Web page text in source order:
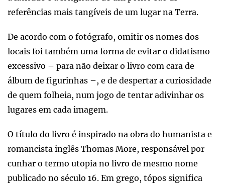
referências mais tangíveis de um lugar na Terra.
De acordo com o fotógrafo, omitir os nomes dos
locais foi também uma forma de evitar o didatismo
excessivo – para não deixar o livro com cara de
álbum de figurinhas –, e de despertar a curiosidade
de quem folheia, num jogo de tentar adivinhar os
lugares em cada imagem.
O título do livro é inspirado na obra do humanista e
romancista inglês Thomas More, responsável por
cunhar o termo utopia no livro de mesmo nome
publicado no século 16. Em grego, tópos significa